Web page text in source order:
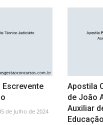
Escrevente
de Julho de 2024
Apostila
de João
Auxiliar
Educação